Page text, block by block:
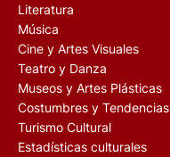
Literatura
Música
Cine y Artes Visuales
Teatro y Danza
Museos y Artes Plásticas
Costumbres y Tendencias
Turismo Cultural
Estadísticas culturales